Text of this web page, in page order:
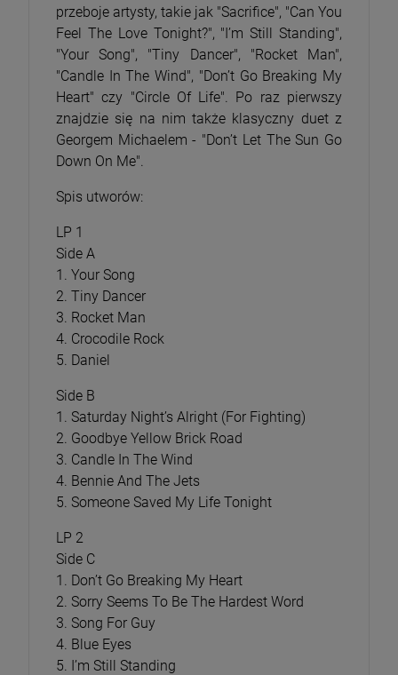
przeboje artysty, takie jak "Sacrifice", "Can You
Feel The Love Tonight?", "I’m Still Standing",
"Your Song", "Tiny Dancer", "Rocket Man",
"Candle In The Wind", "Don’t Go Breaking My
Heart" czy "Circle Of Life". Po raz pierwszy
znajdzie się na nim także klasyczny duet z
Georgem Michaelem - "Don’t Let The Sun Go
Down On Me".
Spis utworów:
LP 1
Side A
1. Your Song
2. Tiny Dancer
3. Rocket Man
4. Crocodile Rock
5. Daniel
Side B
1. Saturday Night’s Alright (For Fighting)
2. Goodbye Yellow Brick Road
3. Candle In The Wind
4. Bennie And The Jets
5. Someone Saved My Life Tonight
LP 2
Side C
1. Don’t Go Breaking My Heart
2. Sorry Seems To Be The Hardest Word
3. Song For Guy
4. Blue Eyes
5. I’m Still Standing